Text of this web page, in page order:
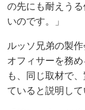
の先にも耐えう
いのです。」
ルッソ兄弟の製
オフィサーを務
も、同じ取材で
ていると説明して